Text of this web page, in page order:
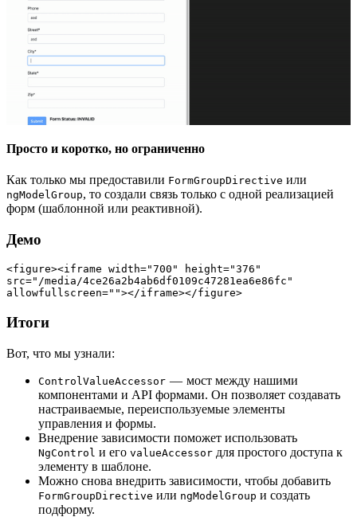
Просто и коротко, но ограниченно
Как только мы предоставили FormGroupDirective или
ngModelGroup, то создали связь только с одной реализацией
форм (шаблонной или реактивной).
Демо
<figure><iframe width="700" height="376"
src="/media/4ce26a2b4ab6df0109c47281ea6e86fc"
allowfullscreen=""></iframe></figure>
Итоги
Вот, что мы узнали:
ControlValueAccessor — мост между нашими
компонентами и API формами. Он позволяет создавать
настраиваемые, переиспользуемые элементы
управления и формы.
Внедрение зависимости поможет использовать
NgControl и его valueAccessor для простого доступа к
элементу в шаблоне.
Можно снова внедрить зависимости, чтобы добавить
FormGroupDirective или ngModelGroup и создать
подформу.